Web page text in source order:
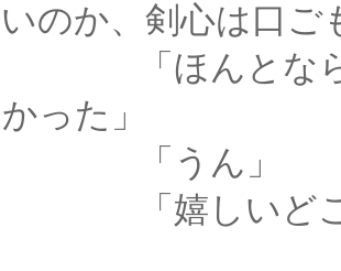
のか、剣心は口ご
となら嬉しい
った」
ん」
いどころか